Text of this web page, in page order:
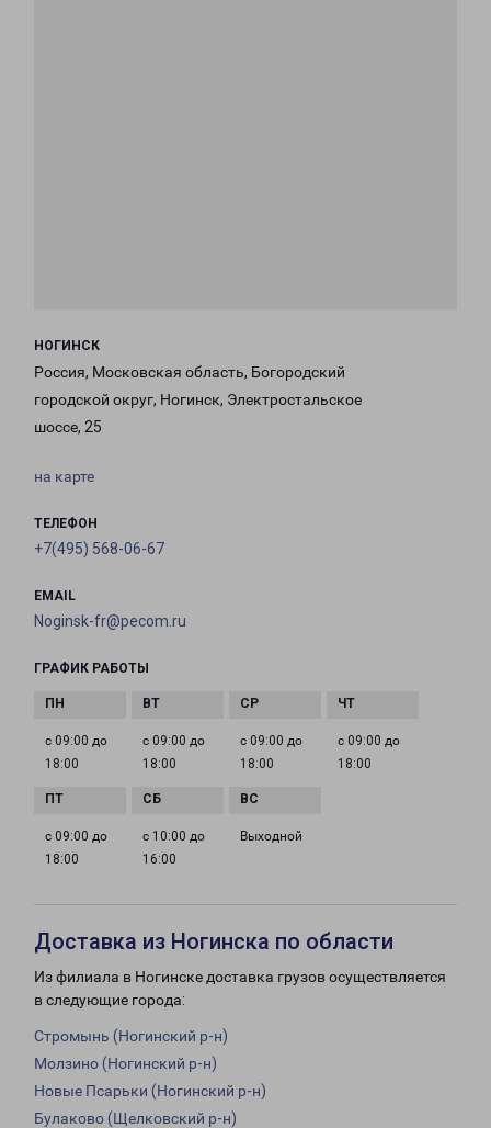
НОГИНСК
Россия, Московская область, Богородский
городской округ, Ногинск, Электростальское
шоссе, 25
на карте
ТЕЛЕФОН
+7(495) 568-06-67
EMAIL
Noginsk-fr@pecom.ru
ГРАФИК РАБОТЫ
с 09:00 до
18:00
с 09:00 до
18:00
с 09:00 до
18:00
с 09:00 до
18:00
с 09:00 до
18:00
с 10:00 до
16:00
Выходной
Доставка из Ногинска по области
Из филиала в Ногинске доставка грузов осуществляется
в следующие города:
Стромынь (Ногинский р-н)
Молзино (Ногинский р-н)
Новые Псарьки (Ногинский р-н)
Булаково (Щелковский р-н)